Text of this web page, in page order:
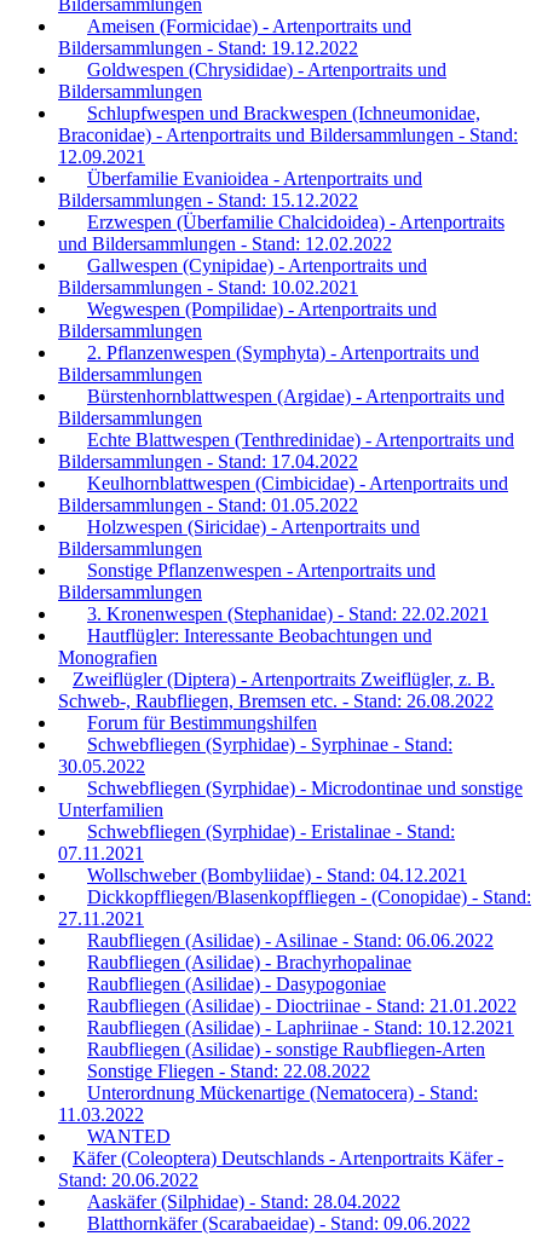
Bildersammlungen
Ameisen (Formicidae) - Artenportraits und
Bildersammlungen - Stand: 19.12.2022
Goldwespen (Chrysididae) - Artenportraits und
Bildersammlungen
Schlupfwespen und Brackwespen (Ichneumonidae,
Braconidae) - Artenportraits und Bildersammlungen - Stand:
12.09.2021
Überfamilie Evanioidea - Artenportraits und
Bildersammlungen - Stand: 15.12.2022
Erzwespen (Überfamilie Chalcidoidea) - Artenportraits
und Bildersammlungen - Stand: 12.02.2022
Gallwespen (Cynipidae) - Artenportraits und
Bildersammlungen - Stand: 10.02.2021
Wegwespen (Pompilidae) - Artenportraits und
Bildersammlungen
2. Pflanzenwespen (Symphyta) - Artenportraits und
Bildersammlungen
Bürstenhornblattwespen (Argidae) - Artenportraits und
Bildersammlungen
Echte Blattwespen (Tenthredinidae) - Artenportraits und
Bildersammlungen - Stand: 17.04.2022
Keulhornblattwespen (Cimbicidae) - Artenportraits und
Bildersammlungen - Stand: 01.05.2022
Holzwespen (Siricidae) - Artenportraits und
Bildersammlungen
Sonstige Pflanzenwespen - Artenportraits und
Bildersammlungen
3. Kronenwespen (Stephanidae) - Stand: 22.02.2021
Hautflügler: Interessante Beobachtungen und
Monografien
Zweiflügler (Diptera) - Artenportraits Zweiflügler, z. B.
Schweb-, Raubfliegen, Bremsen etc. - Stand: 26.08.2022
Forum für Bestimmungshilfen
Schwebfliegen (Syrphidae) - Syrphinae - Stand:
30.05.2022
Schwebfliegen (Syrphidae) - Microdontinae und sonstige
Unterfamilien
Schwebfliegen (Syrphidae) - Eristalinae - Stand:
07.11.2021
Wollschweber (Bombyliidae) - Stand: 04.12.2021
Dickkopffliegen/Blasenkopffliegen - (Conopidae) - Stand:
27.11.2021
Raubfliegen (Asilidae) - Asilinae - Stand: 06.06.2022
Raubfliegen (Asilidae) - Brachyrhopalinae
Raubfliegen (Asilidae) - Dasypogoniae
Raubfliegen (Asilidae) - Dioctriinae - Stand: 21.01.2022
Raubfliegen (Asilidae) - Laphriinae - Stand: 10.12.2021
Raubfliegen (Asilidae) - sonstige Raubfliegen-Arten
Sonstige Fliegen - Stand: 22.08.2022
Unterordnung Mückenartige (Nematocera) - Stand:
11.03.2022
WANTED
Käfer (Coleoptera) Deutschlands - Artenportraits Käfer -
Stand: 20.06.2022
Aaskäfer (Silphidae) - Stand: 28.04.2022
Blatthornkäfer (Scarabaeidae) - Stand: 09.06.2022